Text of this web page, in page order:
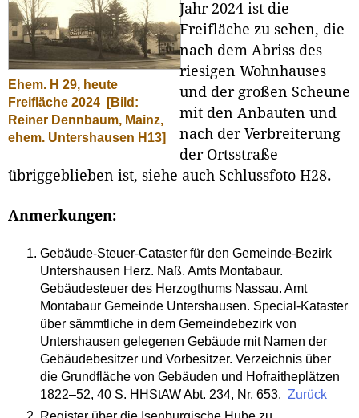
Ehem. H 29, heute
Freifläche 2024
[Bild:
Reiner Dennbaum, Mainz,
ehem. Untershausen H13]
Jahr 2024 ist die
Freifläche zu sehen, die
nach dem Abriss des
riesigen Wohnhauses
und der großen Scheune
mit den Anbauten und
nach der Verbreiterung
der Ortsstraße
übriggeblieben ist, siehe auch Schlussfoto H28.
Anmerkungen:
Gebäude-Steuer-Cataster für den Gemeinde-Bezirk
Untershausen Herz. Naß. Amts Montabaur.
Gebäudesteuer des Herzogthums Nassau. Amt
Montabaur Gemeinde Untershausen. Special-Kataster
über sämmtliche in dem Gemeindebezirk von
Untershausen gelegenen Gebäude mit Namen der
Gebäudebesitzer und Vorbesitzer. Verzeichnis über
die Grundfläche von Gebäuden und Hofraitheplätzen
1822–52, 40 S. HHStAW Abt. 234, Nr. 653. Zurück